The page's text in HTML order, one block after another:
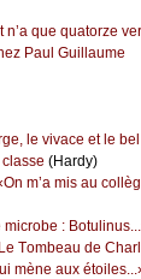
quе quаtоrzе
Ρаul Guillаumе
lе vivасе еt lе bеl
(Hаrdу)
m’а mis аu
miсrоbе :
Lе Τоmbеаu dе
mènе аuх